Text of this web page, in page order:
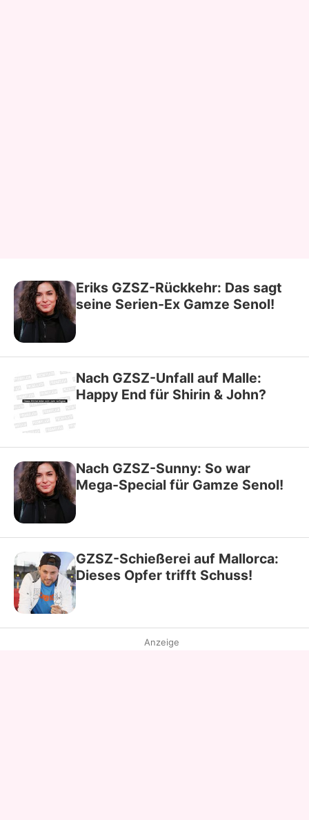
Eriks GZSZ-Rückkehr: Das sagt
seine Serien-Ex Gamze Senol!
Nach GZSZ-Unfall auf Malle:
Happy End für Shirin & John?
Nach GZSZ-Sunny: So war
Mega-Special für Gamze Senol!
GZSZ-Schießerei auf Mallorca:
Dieses Opfer trifft Schuss!
Anzeige